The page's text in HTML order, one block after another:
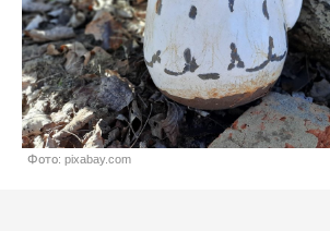
Фото: pixabay.com